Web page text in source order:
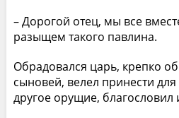
– Дорогой отец, мы все
разыщем такого павлина.
Обрадовался царь, крепко
сыновей, велел принести
другое орущие, благословил